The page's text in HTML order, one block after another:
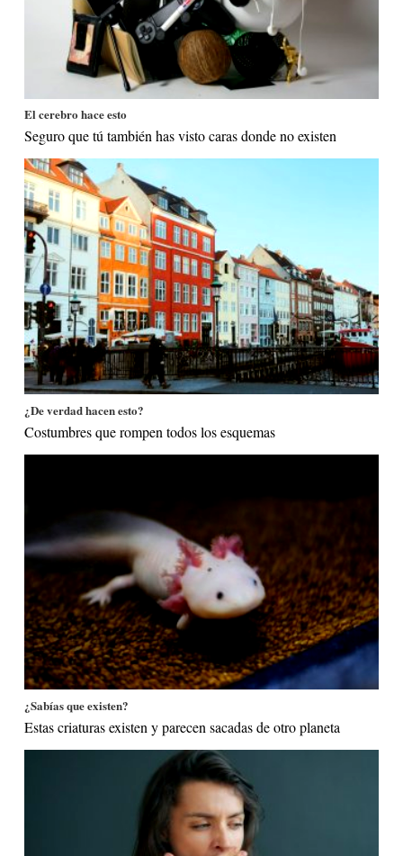
El cerebro hace esto
Seguro que tú también has visto caras donde no existen
¿De verdad hacen esto?
Costumbres que rompen todos los esquemas
¿Sabías que existen?
Estas criaturas existen y parecen sacadas de otro planeta